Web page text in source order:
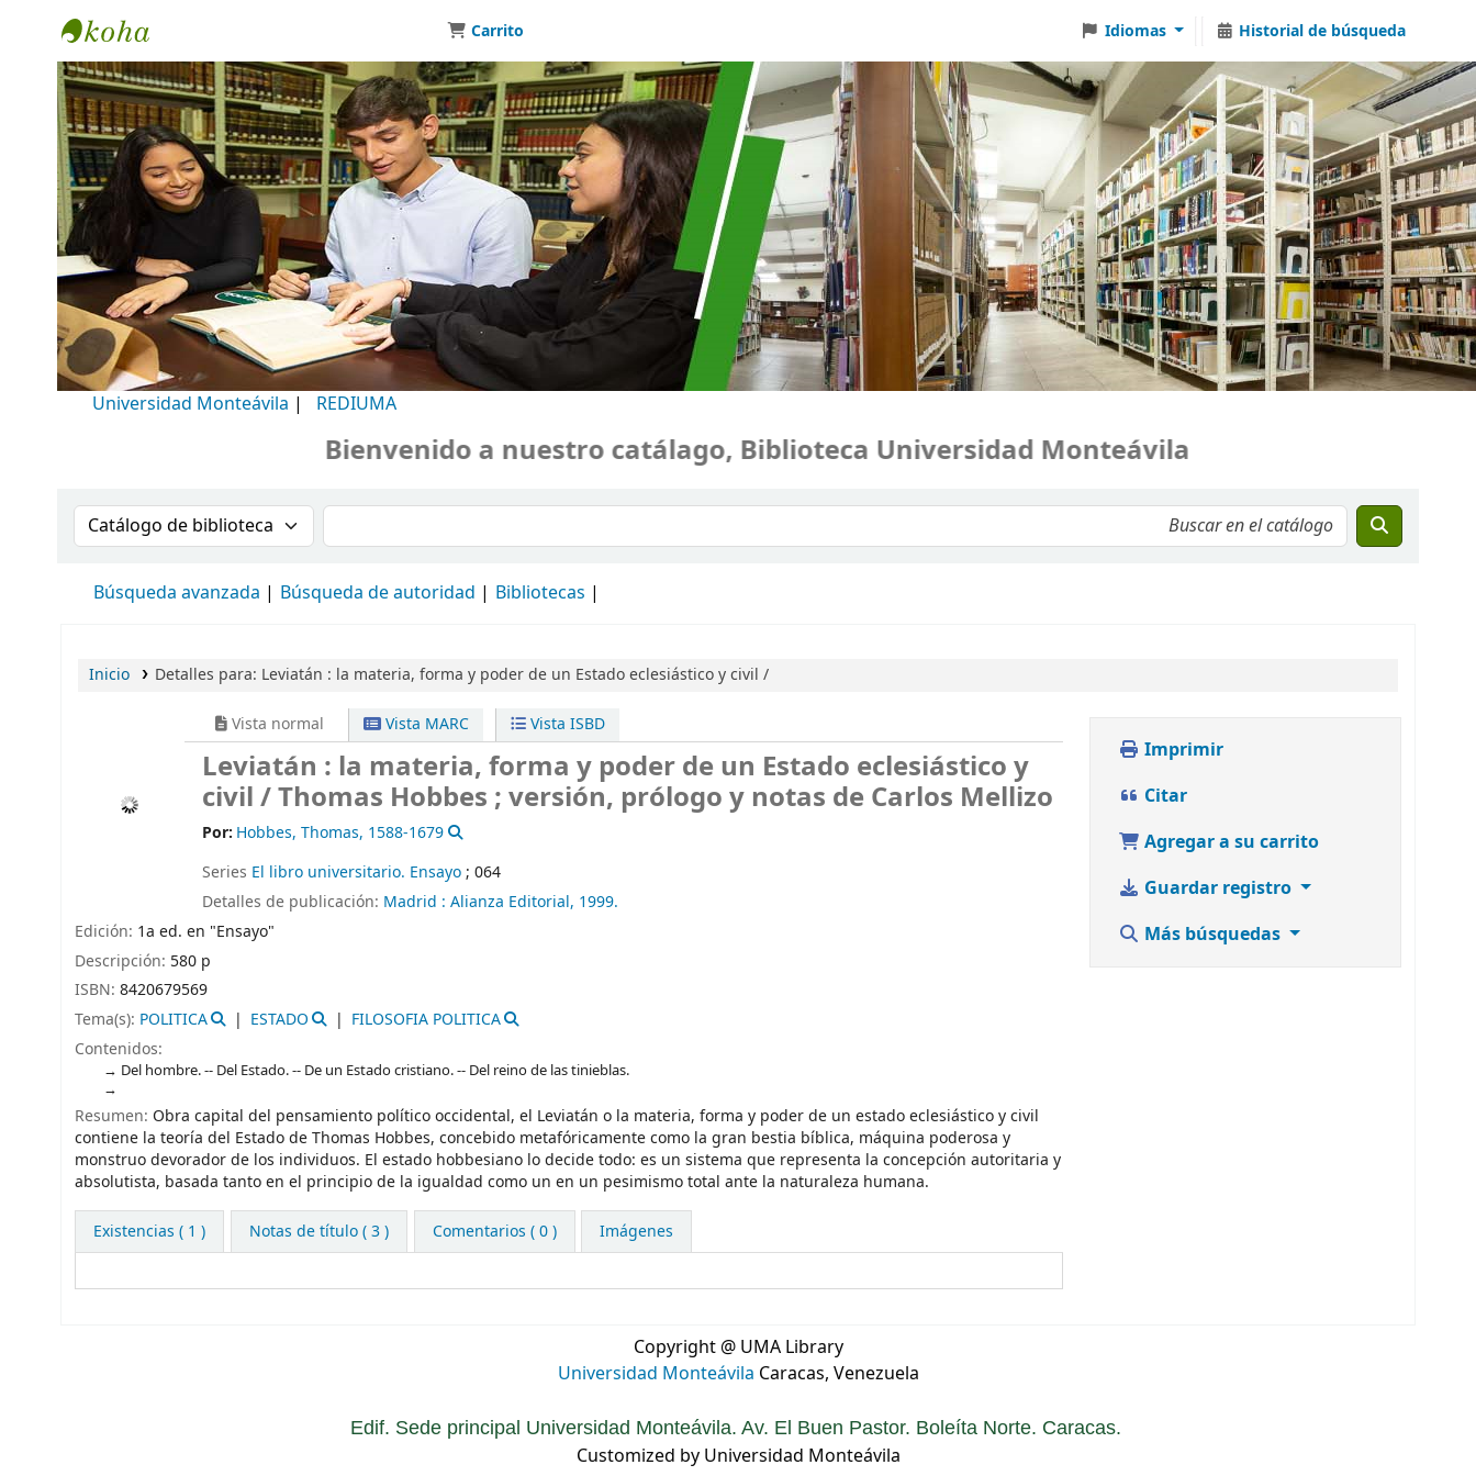
Biblioteca Universidad Monteávila
Carrito Idiomas Historial de búsqueda
Universidad Monteávila | REDIUMA
Bienvenido a nuestro catálago, Biblioteca Universidad Monteávila
Buscar en el catálogo por:Buscar en el catálogo
Búsqueda avanzada Búsqueda de autoridad Bibliotecas
Inicio Detalles para: Leviatán : la materia, forma y poder de un Estado eclesiástico y civil /
Vista normal Vista MARC Vista ISBD
Leviatán : la materia, forma y poder de un Estado eclesiástico y
civil /Thomas Hobbes ; versión, prólogo y notas de Carlos Mellizo
Por: Hobbes, Thomas, 1588-1679
Series El libro universitario. Ensayo; 064
Detalles de publicación: Madrid : Alianza Editorial, 1999.
Edición: 1a ed. en "Ensayo"
Descripción: 580 p
ISBN: 8420679569
Tema(s): POLITICA ESTADO
FILOSOFIA POLITICA
Contenidos:
Del hombre. -- Del Estado. -- De un Estado cristiano. -- Del reino de las tinieblas.
Resumen: Obra capital del pensamiento político occidental, el Leviatán o la materia, forma y poder de un estado eclesiástico y civil
contiene la teoría del Estado de Thomas Hobbes, concebido metafóricamente como la gran bestia bíblica, máquina poderosa y
monstruo devorador de los individuos. El estado hobbesiano lo decide todo: es un sistema que representa la concepción autoritaria y
absolutista, basada tanto en el principio de la igualdad como un en un pesimismo total ante la naturaleza humana.
Existencias ( 1 ) Notas de título ( 3 ) Comentarios ( 0 ) Imágenes
Imprimir
Citar
Agregar a su carrito
Guardar registro
Más búsquedas
Copyright @ UMA Library
Universidad Monteávila Caracas, Venezuela
Edif. Sede principal Universidad Monteávila. Av. El Buen Pastor. Boleíta Norte. Caracas.
Customized by Universidad Monteávila